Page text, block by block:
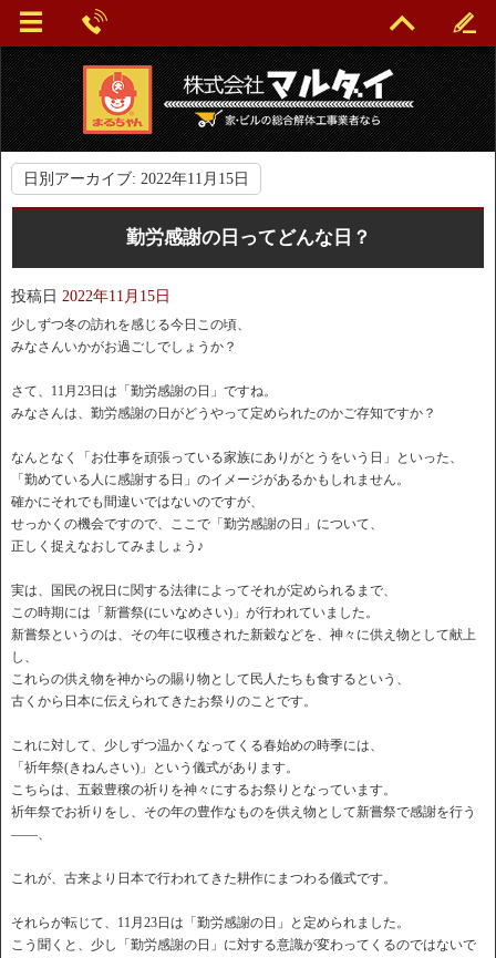
日別アーカイブ: 2022年11月15日
勤労感謝の日ってどんな日？
投稿日 2022年11月15日
少しずつ冬の訪れを感じる今日この頃、
みなさんいかがお過ごしでしょうか？
さて、11月23日は「勤労感謝の日」ですね。
みなさんは、勤労感謝の日がどうやって定められたのかご存知ですか？
なんとなく「お仕事を頑張っている家族にありがとうをいう日」といった、
「勤めている人に感謝する日」のイメージがあるかもしれません。
確かにそれでも間違いではないのですが、
せっかくの機会ですので、ここで「勤労感謝の日」について、
正しく捉えなおしてみましょう♪
実は、国民の祝日に関する法律によってそれが定められるまで、
この時期には「新嘗祭(にいなめさい)」が行われていました。
新嘗祭というのは、その年に収穫された新穀などを、神々に供え物として献上
し、
これらの供え物を神からの賜り物として民人たちも食するという、
古くから日本に伝えられてきたお祭りのことです。
これに対して、少しずつ温かくなってくる春始めの時季には、
「祈年祭(きねんさい)」という儀式があります。
こちらは、五穀豊穣の祈りを神々にするお祭りとなっています。
祈年祭でお祈りをし、その年の豊作なものを供え物として新嘗祭で感謝を行う
――、
これが、古来より日本で行われてきた耕作にまつわる儀式です。
それらが転じて、11月23日は「勤労感謝の日」と定められました。
こう聞くと、少し「勤労感謝の日」に対する意識が変わってくるのではないで